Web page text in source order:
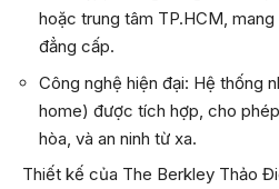
hoặc trung tâm TP.HCM,
đẳng cấp.
Công nghệ hiện đại: Hệ thống
home) được tích hợp, cho
hòa, và an ninh từ xa.
Thiết kế của The Berkley Thảo